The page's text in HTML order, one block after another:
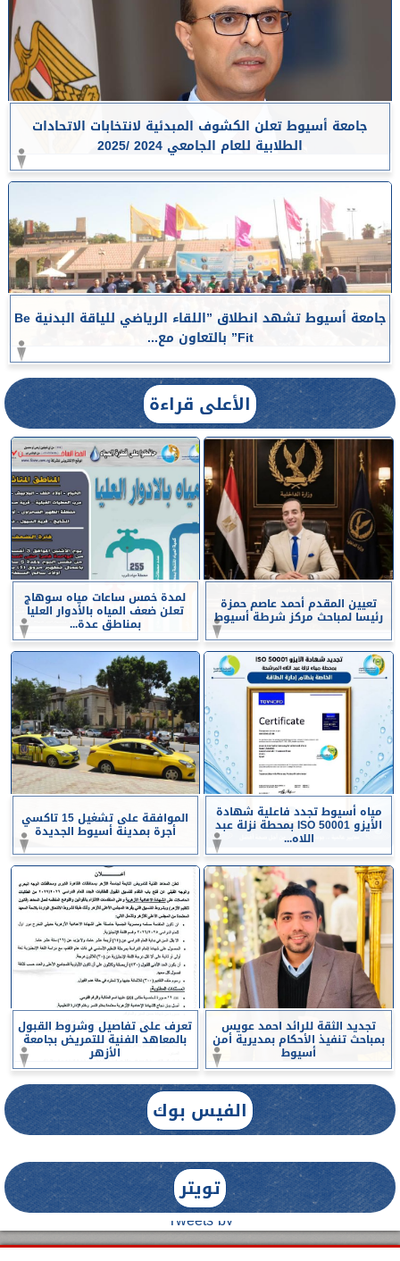
جامعة أسيوط تعلن الكشوف المبدئية لانتخابات الاتحادات
الطلابية للعام الجامعي 2024 /2025
جامعة أسيوط تشهد انطلاق ”اللقاء الرياضي للياقة البدنية Be
Fit” بالتعاون مع...
الأعلى قراءة
تعيين المقدم أحمد عاصم حمزة
رئيسا لمباحث مركز شرطة أسيوط
لمدة خمس ساعات مياه سوهاج
تعلن ضعف المياه بالأدوار العليا
بمناطق عدة...
مياه أسيوط تجدد فاعلية شهادة
الأيزو ISO 50001 بمحطة نزلة عبد
اللاه...
الموافقة على تشغيل 15 تاكسي
أجرة بمدينة أسيوط الجديدة
تجديد الثقة للرائد احمد عويس
بمباحث تنفيذ الأحكام بمديرية أمن
أسيوط
تعرف على تفاصيل وشروط القبول
بالمعاهد الفنية للتمريض بجامعة
الأزهر
الفيس بوك
تويتر
Tweets by